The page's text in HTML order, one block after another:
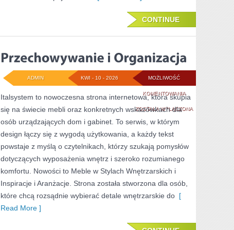
CONTINUE
MOŻLIWOŚĆ
KOMENTOWANIA
I
ORGANIZACJA
ZOSTAŁA WYŁĄCZONA
KWI - 10 - 2026
ADMIN
Italsystem to nowoczesna strona internetowa, która skupia
się na świecie mebli oraz konkretnych wskazówkach dla
osób urządzających dom i gabinet. To serwis, w którym
design łączy się z wygodą użytkowania, a każdy tekst
powstaje z myślą o czytelnikach, którzy szukają pomysłów
dotyczących wyposażenia wnętrz i szeroko rozumianego
komfortu. Nowości to Meble w Stylach Wnętrzarskich i
Inspiracje i Aranżacje. Strona została stworzona dla osób,
które chcą rozsądnie wybierać detale wnętrzarskie do [
Read More ]